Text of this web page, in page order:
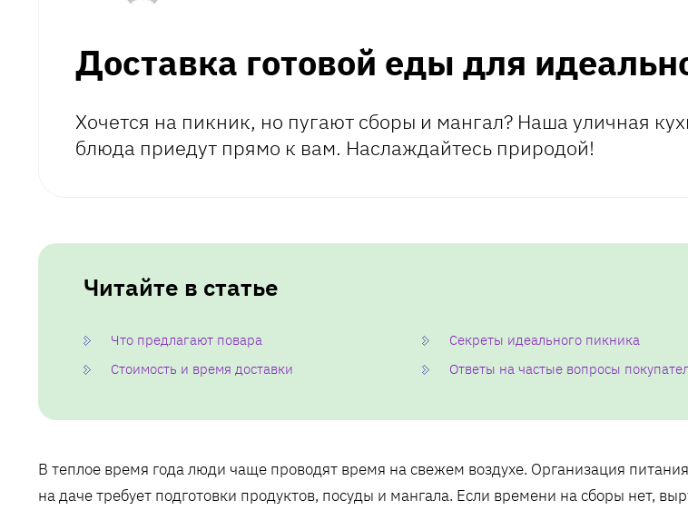
Доставка готовой еды для
Хочется на пикник, но пугают сборы и мангал? Наша уличная
блюда приедут прямо к вам. Наслаждайтесь природой!
Читайте в статье
Что предлагают повара
Стоимость и время доставки
Секреты идеального пикника
Ответы на частые вопросы
В теплое время года люди чаще проводят время на свежем воздухе. Организация
на даче требует подготовки продуктов, посуды и мангала. Если времени на сборы нет,